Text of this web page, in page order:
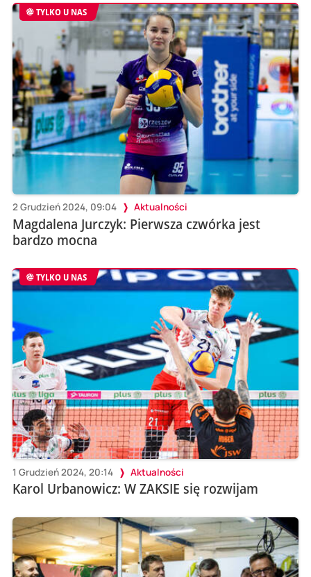
TYLKO U NAS
2 Grudzień 2024, 09:04 Aktualności
Magdalena Jurczyk: Pierwsza czwórka jest
bardzo mocna
TYLKO U NAS
1 Grudzień 2024, 20:14 Aktualności
Karol Urbanowicz: W ZAKSIE się rozwijam